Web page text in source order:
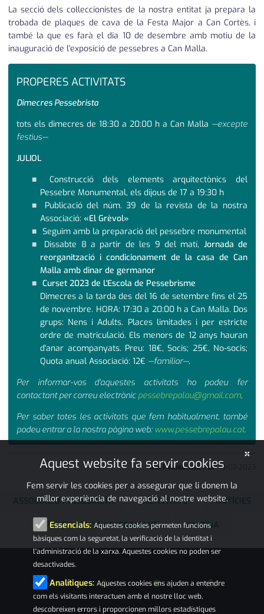
La secció dels col·leccionistes de la nostra entitat ja prepara la
trobada de plaques de cava de la Festa Major a Can Cortès, i
també la que es farà el dia 10 de desembre amb motiu de la
inauguració de l'exposició de pessebres a Can Malla.
PROPERES ACTIVITATS
Dimecres Pessebrista
tots els dimecres de 18:30 a 20:00 h a Can Malla —excepte
festius—
JULIOL
Construcció dels elements arquitectònics del
Pessebre Monumental, els dijous de 17 a 19:30 h
Publicació del núm. 39 de la revista de la nostra
Associació: «El Grèvol»
Seguim amb la preparació del pessebre monumental
Dissabte 8 a partir de les 9 del matí, Jornada de
reorganització i condicionament de la casa de Can
Malla amb dinar de germanor
Curset 2023 de L'Escola de Pessebrisme
Dimecres a la tarda des del 16 de setembre fins el 25
de novembre. HORA: 17:30 a 20:00 h a Can Malla. Dos
grups: Nens i Adults. Places limitades i per estricte
ordre de matriculació. Els menors de 12 anys hauran
d'anar acompanyats. Preu: 18€, Socis; 25€, No-socis;
Quota anual Associació: 12€ —familiar—.
Per informar-vos d'aquestes activitats ho podeu fer
contactant per correu electrònic pessebrepalau@gmail.com,
Per saber totes les activitats que fem habitualment, també
podeu entrar a la nostra pàgina web: www.pessebrepalau.cat.
Ass Pessebrista PsiP13
ASSOCIACIÓ PESSEBRISTA ACTIVITATS NOTÍCIES
PALAU-SOLITÀ I PLEGAMANS L'ALZINA
×
Aquest website fa servir cookies
Fem servir les cookies per a assegurar que li donem la
millor experiència de navegació al nostre website.
Essencials: Aquestes cookies permeten funcions
bàsiques com la seguretat, la verificació de la identitat i
l'administració de la xarxa. Aquestes cookies no poden ser
desactivades.
Analítiques: Aquestes cookies ens ajuden a entendre
com els visitants interactuen amb el nostre lloc web,
descobreixen errors i proporcionen millors estadístiques